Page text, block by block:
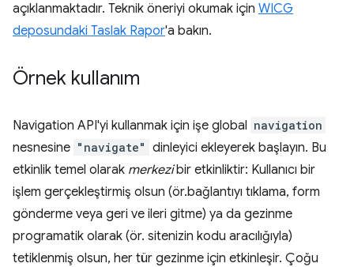
açıklanmaktadır. Teknik öneriyi okumak için WICG
deposundaki Taslak Rapor'a bakın.
Örnek kullanım
Navigation API'yi kullanmak için işe global navigation
nesnesine "navigate" dinleyici ekleyerek başlayın. Bu
etkinlik temel olarak merkezibir etkinliktir: Kullanıcı bir
işlem gerçekleştirmiş olsun (ör.bağlantıyı tıklama, form
gönderme veya geri ve ileri gitme) ya da gezinme
programatik olarak (ör. sitenizin kodu aracılığıyla)
tetiklenmiş olsun, her tür gezinme için etkinleşir. Çoğu